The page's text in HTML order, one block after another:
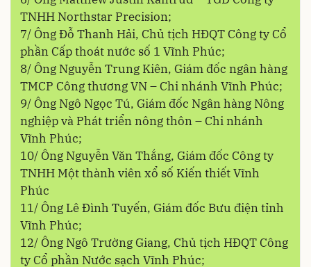
TNHH Northstar Precision;
7/ Ông Đỗ Thanh Hải, Chủ tịch HĐQT Công ty Cổ
phần Cấp thoát nước số 1 Vĩnh Phúc;
8/ Ông Nguyễn Trung Kiên, Giám đốc ngân hàng
TMCP Công thương VN – Chi nhánh Vĩnh Phúc;
9/ Ông Ngô Ngọc Tú, Giám đốc Ngân hàng Nông
nghiệp và Phát triển nông thôn – Chi nhánh
Vĩnh Phúc;
10/ Ông Nguyễn Văn Thắng, Giám đốc Công ty
TNHH Một thành viên xổ số Kiến thiết Vĩnh
Phúc
11/ Ông Lê Đình Tuyến, Giám đốc Bưu điện tỉnh
Vĩnh Phúc;
12/ Ông Ngô Trường Giang, Chủ tịch HĐQT Công
ty Cổ phần Nước sạch Vĩnh Phúc;